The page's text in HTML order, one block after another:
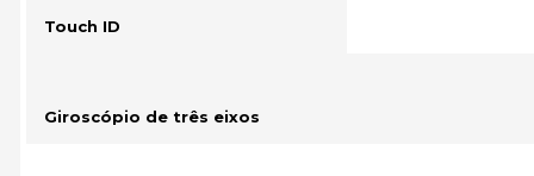
Touch ID
Giroscópio de três eixos